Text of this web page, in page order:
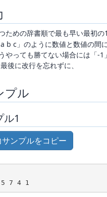
ための辞書順で最も早い最初
b c」のように数値と数値の間
やっても勝てない場合には「-
後に改行を忘れずに、
プル
ル1
サンプルをコピー
7 4 1